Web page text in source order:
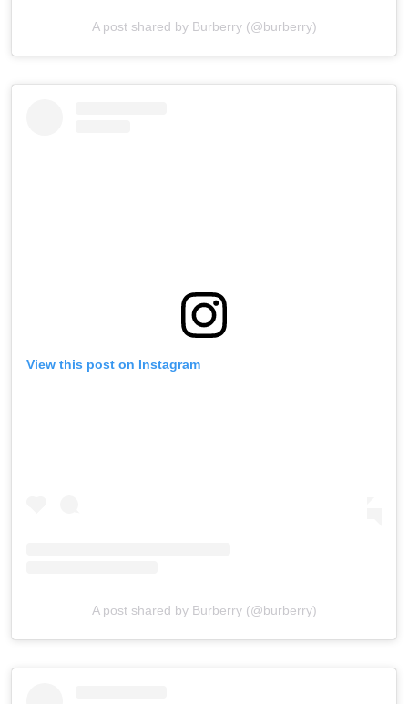
A post shared by Burberry (@burberry)
View this post on Instagram
A post shared by Burberry (@burberry)